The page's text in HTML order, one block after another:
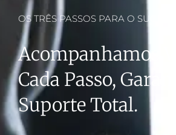
OS TRÊS PASSOS PARA O SUCESSO
Acompanhamos
Cada Passo,
Suporte Total.